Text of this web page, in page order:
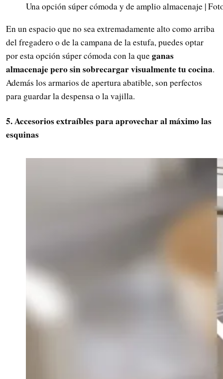
Una opción súper cómoda y de amplio almacenaje |
En un espacio que no sea extremadamente alto como arriba
del fregadero o de la campana de la estufa, puedes optar
por esta opción súper cómoda con la queganas
almacenaje pero sin sobrecargar visualmente tu cocina.
Además los armarios de apertura abatible, son perfectos
para guardar la despensa o la vajilla.
5. Accesorios extraíbles para aprovechar al máximo las
esquinas